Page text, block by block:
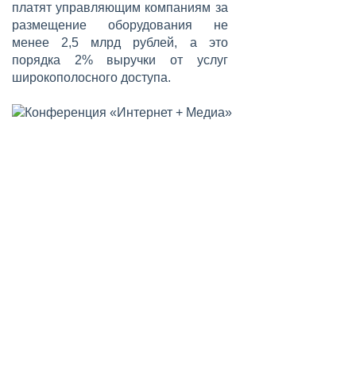
платят управляющим компаниям за
размещение оборудования не
менее 2,5 млрд рублей, а это
порядка 2% выручки от услуг
широкополосного доступа.